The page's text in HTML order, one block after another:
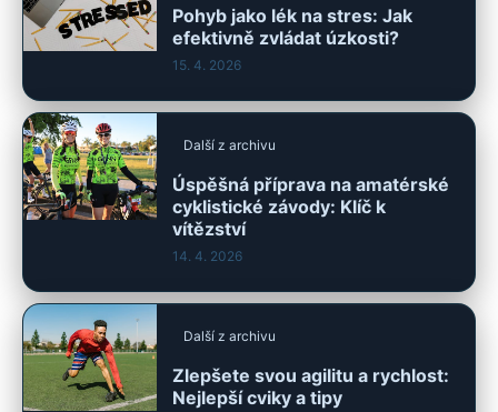
Pohyb jako lék na stres: Jak
efektivně zvládat úzkosti?
15. 4. 2026
Další z archivu
Úspěšná příprava na amatérské
cyklistické závody: Klíč k
vítězství
14. 4. 2026
Další z archivu
Zlepšete svou agilitu a rychlost:
Nejlepší cviky a tipy